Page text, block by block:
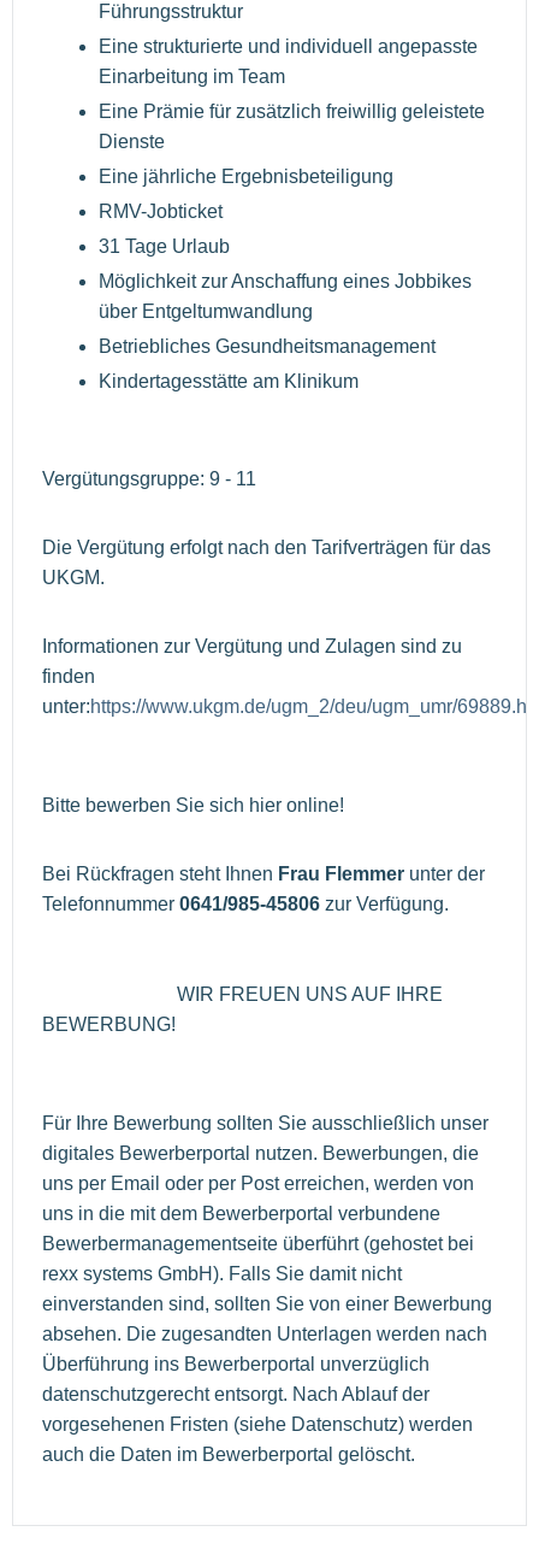
Führungsstruktur
Eine strukturierte und individuell angepasste
Einarbeitung im Team
Eine Prämie für zusätzlich freiwillig geleistete
Dienste
Eine jährliche Ergebnisbeteiligung
RMV-Jobticket
31 Tage Urlaub
Möglichkeit zur Anschaffung eines Jobbikes
über Entgeltumwandlung
Betriebliches Gesundheitsmanagement
Kindertagesstätte am Klinikum
Vergütungsgruppe: 9 - 11
Die Vergütung erfolgt nach den Tarifverträgen für das
UKGM.
Informationen zur Vergütung und Zulagen sind zu
finden
unter:https://www.ukgm.de/ugm_2/deu/ugm_umr/
Bitte bewerben Sie sich hier online!
Bei Rückfragen steht Ihnen Frau Flemmer unter der
Telefonnummer 0641/985-45806 zur Verfügung.
WIR FREUEN UNS AUF IHRE
BEWERBUNG!
Für Ihre Bewerbung sollten Sie ausschließlich unser
digitales Bewerberportal nutzen. Bewerbungen, die
uns per Email oder per Post erreichen, werden von
uns in die mit dem Bewerberportal verbundene
Bewerbermanagementseite überführt (gehostet bei
rexx systems GmbH). Falls Sie damit nicht
einverstanden sind, sollten Sie von einer Bewerbung
absehen. Die zugesandten Unterlagen werden nach
Überführung ins Bewerberportal unverzüglich
datenschutzgerecht entsorgt. Nach Ablauf der
vorgesehenen Fristen (siehe Datenschutz) werden
auch die Daten im Bewerberportal gelöscht.